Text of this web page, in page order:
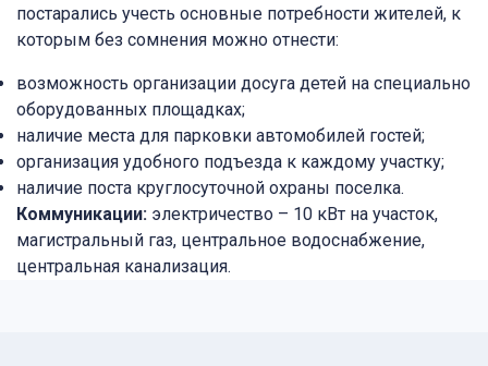
постарались учесть основные потребности жителей, к
которым без сомнения можно отнести:
возможность организации досуга детей на специально
оборудованных площадках;
наличие места для парковки автомобилей гостей;
организация удобного подъезда к каждому участку;
наличие поста круглосуточной охраны поселка.
Коммуникации: электричество – 10 кВт на участок,
магистральный газ, центральное водоснабжение,
центральная канализация.